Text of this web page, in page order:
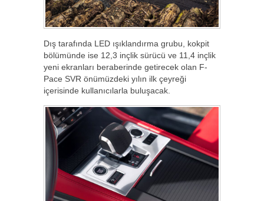
Dış tarafında LED ışıklandırma grubu, kokpit
bölümünde ise 12,3 inçlik sürücü ve 11,4 inçlik
yeni ekranları beraberinde getirecek olan F-
Pace SVR önümüzdeki yılın ilk çeyreği
içerisinde kullanıcılarla buluşacak.